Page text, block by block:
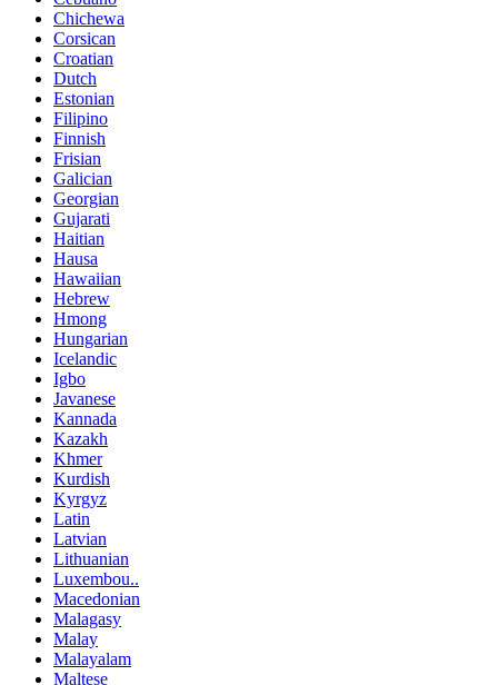
Chichewa
Corsican
Croatian
Dutch
Estonian
Filipino
Finnish
Frisian
Galician
Georgian
Gujarati
Haitian
Hausa
Hawaiian
Hebrew
Hmong
Hungarian
Icelandic
Igbo
Javanese
Kannada
Kazakh
Khmer
Kurdish
Kyrgyz
Latin
Latvian
Lithuanian
Luxembou..
Macedonian
Malagasy
Malay
Malayalam
Maltese